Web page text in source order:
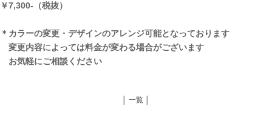
￥7,300-（税抜）
＊カラーの変更・デザインのアレンジ可能となっております
変更内容によっては料金が変わる場合がございます
お気軽にご相談ください
│ 一覧 │